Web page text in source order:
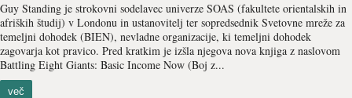
Guy Standing je strokovni sodelavec univerze SOAS (fakultete orientalskih in
afriških študij) v Londonu in ustanovitelj ter sopredsednik Svetovne mreže za
temeljni dohodek (BIEN), nevladne organizacije, ki temeljni dohodek
zagovarja kot pravico. Pred kratkim je izšla njegova nova knjiga z naslovom
Battling Eight Giants: Basic Income Now (Boj z...
več